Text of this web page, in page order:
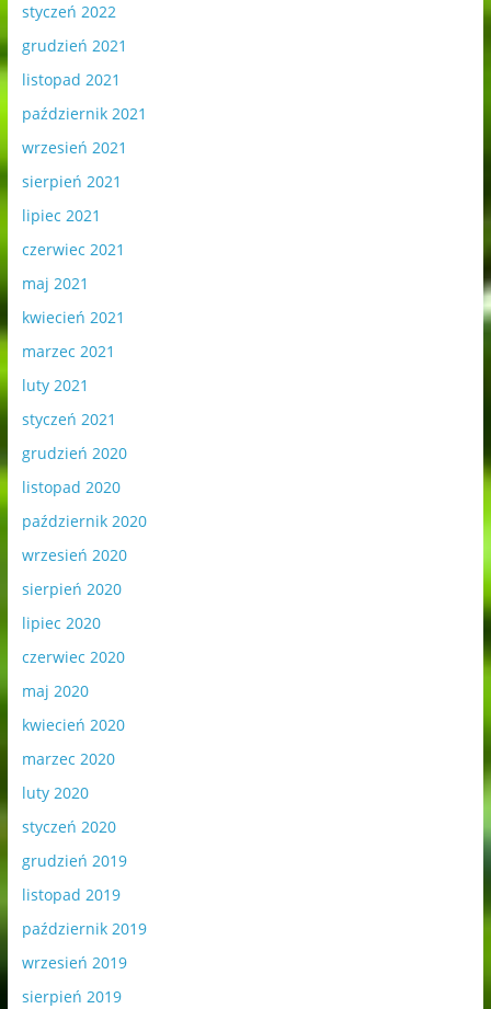
styczeń 2022
grudzień 2021
listopad 2021
październik 2021
wrzesień 2021
sierpień 2021
lipiec 2021
czerwiec 2021
maj 2021
kwiecień 2021
marzec 2021
luty 2021
styczeń 2021
grudzień 2020
listopad 2020
październik 2020
wrzesień 2020
sierpień 2020
lipiec 2020
czerwiec 2020
maj 2020
kwiecień 2020
marzec 2020
luty 2020
styczeń 2020
grudzień 2019
listopad 2019
październik 2019
wrzesień 2019
sierpień 2019